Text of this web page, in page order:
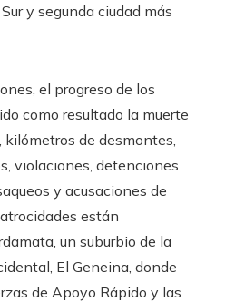
y segunda ciudad más
el progreso de los
como resultado la muerte
de desmontes,
violaciones, detenciones
y acusaciones de
están
un suburbio de la
El Geneina, donde
de Apoyo Rápido y las